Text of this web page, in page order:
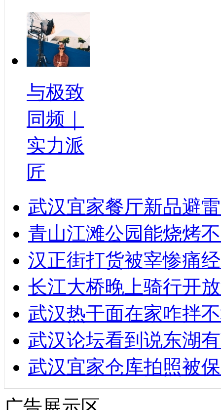
与极致
同频｜
实力派
匠
武汉宜家餐厅新品避
青山江滩公园能烧烤
汉正街打货被宰惨痛
长江大桥晚上骑行开
武汉热干面在家咋拌
武汉论坛看到说东湖
武汉宜家仓库拍照被